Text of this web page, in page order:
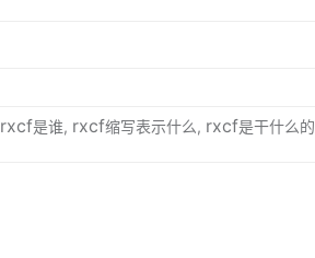
rxcf是谁, rxcf缩写表示什么, rxcf是干什么